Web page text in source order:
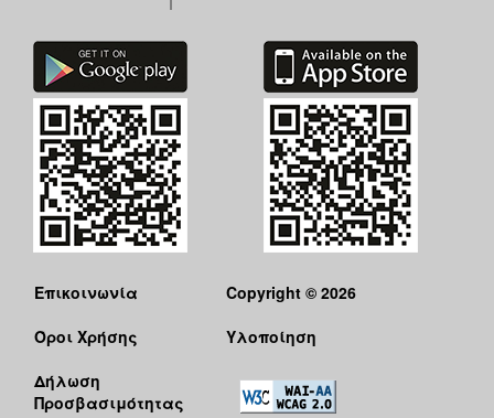
Επικοινωνία
Όροι Χρήσης
Δήλωση
Προσβασιμότητας
Copyright © 2026
Υλοποίηση